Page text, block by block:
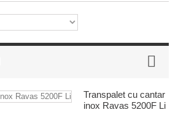
Transpalet cu cantar
inox Ravas 5200F Li